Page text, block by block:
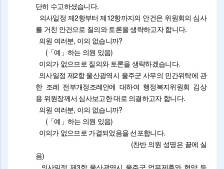
단히 수고하셨습니다.
의사일정 제2항부터 제12항까지의 안건은 위원회의 심사
를 거친 안건으로 질의와 토론을 생략하고자 합니다.
의원 여러분, 이의 없습니까?
(「예」하는 의원 있음)
이의가 없으므로 질의와 토론을 생략하겠습니다.
의사일정 제2항 울산광역시 울주군 사무의 민간위탁에 관
한 조례 전부개정조례안에 대하여 행정복지위원회 김상
용 위원장께서 심사보고한 대로 의결하고자 합니다.
의원 여러분, 이의 없습니까?
(「예」하는 의원 있음)
이의가 없으므로 가결되었음을 선포합니다.
(찬반 의원 성명은 끝에 실
음)
의사일정 제3항 울산광역시 울주군 업무제휴와 협약 등